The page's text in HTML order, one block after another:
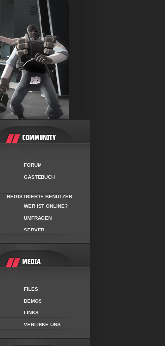
FORUM
GÄSTEBUCH
REGISTRIERTE BENUTZER
WER IST ONLINE?
UMFRAGEN
SERVER
FILES
DEMOS
LINKS
VERLINKE UNS